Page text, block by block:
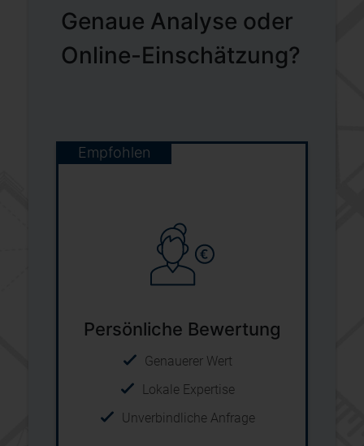
Genaue Analyse oder
Online-Einschätzung?
Empfohlen
Persönliche Bewertung
Genauerer Wert
Lokale Expertise
Unverbindliche Anfrage